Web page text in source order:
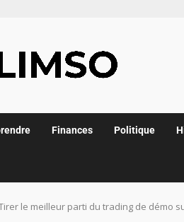
Finances Politique
le meilleur parti du trading de démo